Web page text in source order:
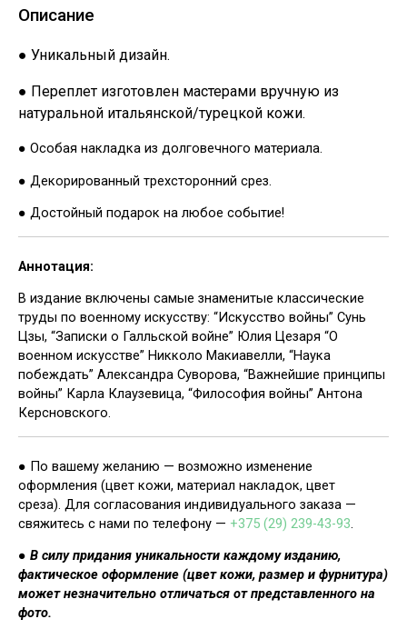
Описание
● Уникальный дизайн.
● Переплет изготовлен мастерами вручную из
натуральной итальянской/турецкой кожи.
● Особая накладка из долговечного материала.
● Декорированный трехсторонний срез.
● Достойный подарок на любое событие!
Аннотация:
В издание включены самые знаменитые классические
труды по военному искусству: “Искусство войны” Сунь
Цзы, “Записки о Галльской войне” Юлия Цезаря “О
военном искусстве” Никколо Макиавелли, “Наука
побеждать” Александра Суворова, “Важнейшие принципы
войны” Карла Клаузевица, “Философия войны” Антона
Керсновского.
● По вашему желанию — возможно изменение
оформления (цвет кожи, материал накладок, цвет
среза). Для согласования индивидуального заказа —
свяжитесь с нами по телефону — +375 (29) 239-43-93.
● В силу придания уникальности каждому изданию,
фактическое оформление (цвет кожи, размер и фурнитура)
может незначительно отличаться от представленного на
фото.